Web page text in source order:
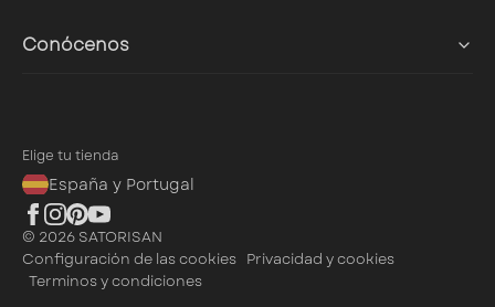
FAQ
Conócenos
Proyecto Enso
Proyecto Metta Love
Proyecto Chacrona
Elige tu tienda
España y Portugal
© 2026 SATORISAN
Configuración de las cookies Privacidad y cookies
Terminos y condiciones